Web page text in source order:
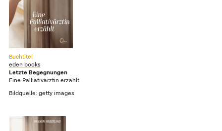
Buchtitel
eden books
Letzte Begegnungen
Eine Palliativärztin erzählt
Bildquelle: getty images